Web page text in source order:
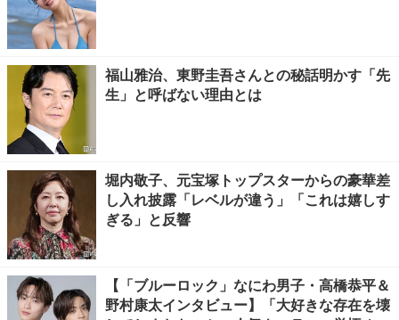
福山雅治、東野圭吾さんとの秘話明かす「先
生」と呼ばない理由とは
堀内敬子、元宝塚トップスターからの豪華差
し入れ披露「レベルが違う」「これは嬉しす
ぎる」と反響
【「ブルーロック」なにわ男子・高橋恭平＆
野村康太インタビュー】「大好きな存在を壊